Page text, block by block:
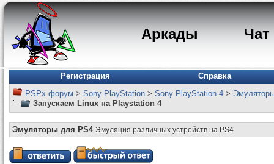
Аркады Чат
Регистрация
Справка
PSPx форум > Sony PlayStation > Sony PlayStation 4 >
Запускаем Linux на Playstation 4
Эмуляторы для PS4 Эмуляция различных устройств на PS4